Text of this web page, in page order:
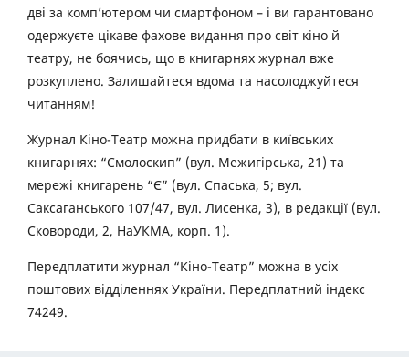
дві за комп’ютером чи смартфоном – і ви гарантовано
одержуєте цікаве фахове видання про світ кіно й
театру, не боячись, що в книгарнях журнал вже
розкуплено. Залишайтеся вдома та насолоджуйтеся
читанням!
Журнал Кіно-Театр можна придбати в київських
книгарнях: “Смолоскип” (вул. Межигірська, 21) та
мережі книгарень “Є” (вул. Спаська, 5; вул.
Саксаганського 107/47, вул. Лисенка, 3), в редакції (вул.
Сковороди, 2, НаУКМА, корп. 1).
Передплатити журнал “Кіно-Театр” можна в усіх
поштових відділеннях України. Передплатний індекс
74249.